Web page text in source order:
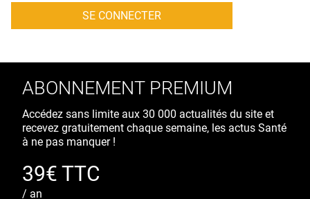
CRÉDITS
ABONNEMENT PREMIUM
Accédez sans limite aux 30 000 actualités du site et
recevez gratuitement chaque semaine, les actus Santé
à ne pas manquer !
39€ TTC
/ an